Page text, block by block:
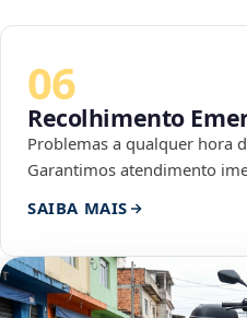
06
Recolhimento
Problemas a qualquer hora
Garantimos atendimento
SAIBA MAIS